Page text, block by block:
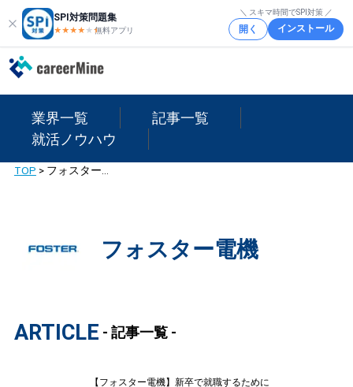
SPI対策問題集
★★★★ ★★
無料アプリ
＼ スキマ時間でSPI対策 ／
開く インストール
業界一覧
記事一覧
就活ノウハウ
TOP >
フォスター電機
ARTICLE - 記事一覧 -
【フォスター電機】新卒で就職するために